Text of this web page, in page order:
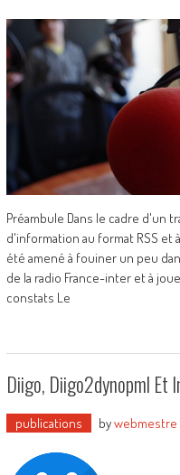
Préambule Dans le cadre d'un
d'information au format RSS
été amené à fouiner un peu
de la radio France-inter et à
constats Le
Diigo, Diigo2dynopml Et
publications bywebmestre